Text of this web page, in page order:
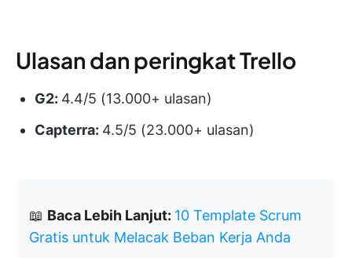
Ulasan dan peringkat Trello
G2: 4.4/5 (13.000+ ulasan)
Capterra: 4.5/5 (23.000+ ulasan)
📖 Baca Lebih Lanjut: 10 Template Scrum
Gratis untuk Melacak Beban Kerja Anda